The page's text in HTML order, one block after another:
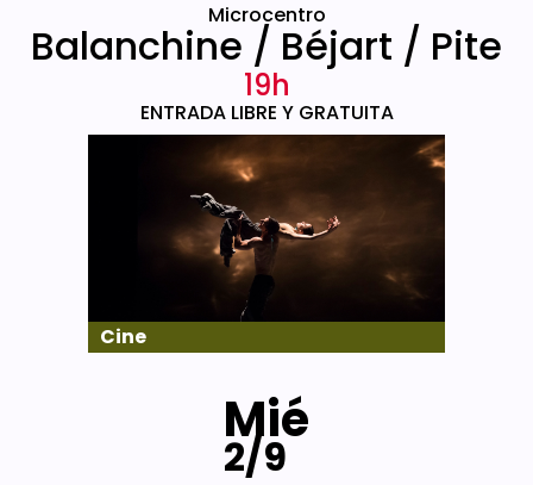
Microcentro
Balanchine / Béjart / Pite
19h
ENTRADA LIBRE Y GRATUITA
Cine
Mié
2/9